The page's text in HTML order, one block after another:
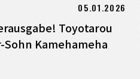
05.01.2026
Toyotarou
Kamehameha